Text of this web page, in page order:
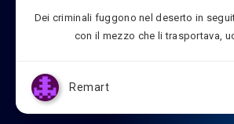
Dei criminali fuggono nel deserto in
con il mezzo che li trasportava,
Remart